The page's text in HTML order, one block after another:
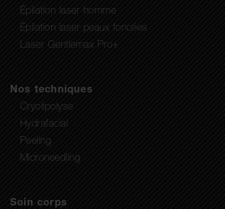
Épilation laser homme
Épilation laser peaux foncées
Laser Gentlemax Pro+
Nos techniques
Cryolipolyse
Hydrafacial
Peeling
Microneedling
Soin corps